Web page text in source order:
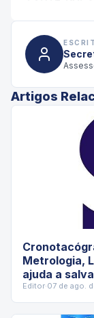
Artigos
Metrologia,
ajuda a
Editor·07 de ago.